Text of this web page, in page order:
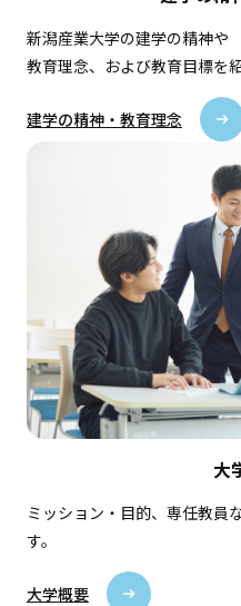
新潟産業大学の建学の精神や
教育理念、および教育目標を
建学の精神・教育理念
大
ミッション・目的、専任教員
す。
大学概要